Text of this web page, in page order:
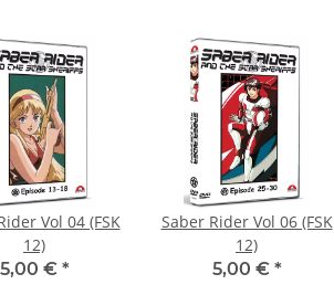
Vol 04 (FSK
12)
5,00 € *
Saber Rider Vol 06 (FSK
12)
5,00 € *